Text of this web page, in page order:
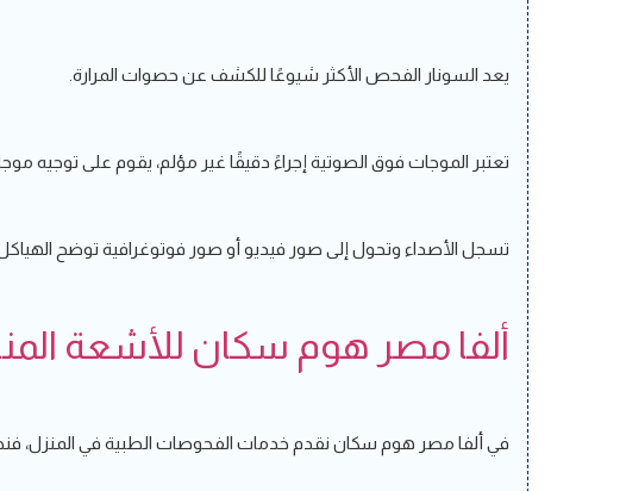
يعد السونار الفحص الأكثر شيوعًا للكشف عن حصوات المرارة.
تعتبر الموجات فوق الصوتية إجراءً دقيقًا غير مؤلم، يقوم على توجيه
تسجل الأصداء وتحول إلى صور فيديو أو صور فوتوغرافية توضح الهياكل
ألفا مصر هوم سكان للأشعة
في ألفا مصر هوم سكان نقدم خدمات الفحوصات الطبية في المنزل،